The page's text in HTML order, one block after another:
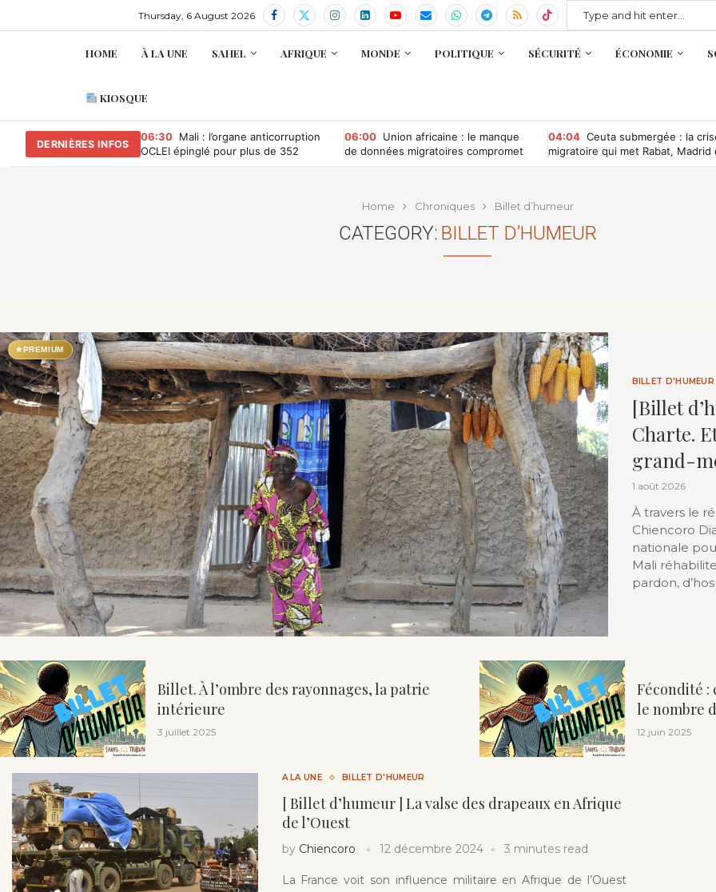
Thursday, 6 August 2026
HOME À LA UNE SAHEL AFRIQUE MONDE POLITIQUE SÉCURITÉ ÉCONOMIE
KIOSQUE
DERNIÈRES INFOS
06:30 Mali : l’organe anticorruption
OCLEI épinglé pour plus de 352
06:00 Union africaine : le manque
de données migratoires compromet
04:04 Ceuta submergée : la
migratoire qui met Rabat, Madrid
Home Chroniques Billet d’humeur
CATEGORY: BILLET D’HUMEUR
★ PREMIUM
BILLET D'HUMEUR
[Billet
Charte.
grand-
1 août 2026
À travers le
Chiencoro
nationale
Mali
pardon,
Billet. À l’ombre des rayonnages, la patrie
intérieure
3 juillet 2025
Fécondité :
le nombre
12 juin 2025
A LA UNE BILLET D'HUMEUR
[ Billet d’humeur ] La valse des drapeaux en Afrique
de l’Ouest
by Chiencoro 12 décembre 2024 3 minutes read
La France voit son influence militaire en Afrique de l’Ouest